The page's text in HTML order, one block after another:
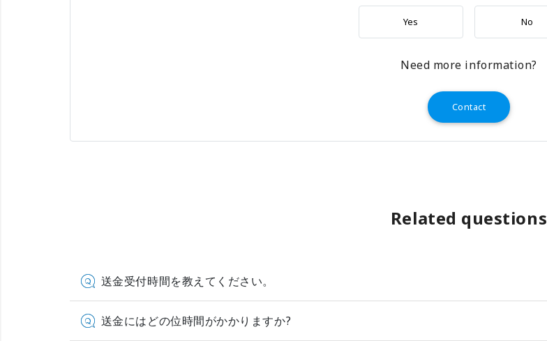
Yes No
Need more information?
Contact
Related questions
送金受付時間を教えてください。
送金にはどの位時間がかかりますか?